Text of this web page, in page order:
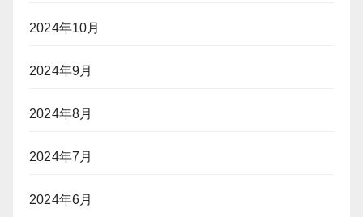
2024年10月
2024年9月
2024年8月
2024年7月
2024年6月